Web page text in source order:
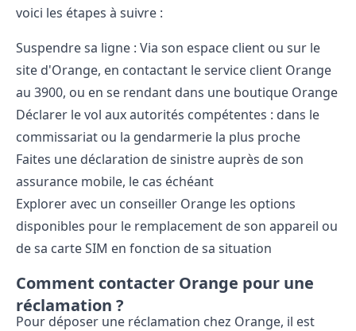
voici les étapes à suivre :
Suspendre sa ligne : Via son espace client ou sur le
site d'Orange, en contactant le service client Orange
au 3900, ou en se rendant dans une boutique Orange
Déclarer le vol aux autorités compétentes : dans le
commissariat ou la gendarmerie la plus proche
Faites une déclaration de sinistre auprès de son
assurance mobile, le cas échéant
Explorer avec un conseiller Orange les options
disponibles pour le remplacement de son appareil ou
de sa carte SIM en fonction de sa situation
Comment contacter Orange pour une
réclamation ?
Pour déposer une réclamation chez Orange, il est